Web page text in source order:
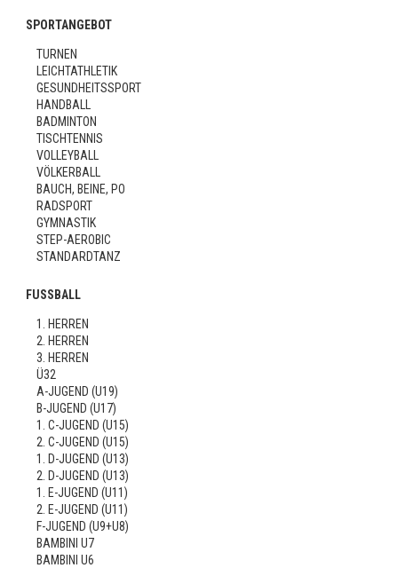
SPORTANGEBOT
TURNEN
LEICHTATHLETIK
GESUNDHEITSSPORT
HANDBALL
BADMINTON
TISCHTENNIS
VOLLEYBALL
VÖLKERBALL
BAUCH, BEINE, PO
RADSPORT
GYMNASTIK
STEP-AEROBIC
STANDARDTANZ
FUSSBALL
1. HERREN
2. HERREN
3. HERREN
Ü32
A-JUGEND (U19)
B-JUGEND (U17)
1. C-JUGEND (U15)
2. C-JUGEND (U15)
1. D-JUGEND (U13)
2. D-JUGEND (U13)
1. E-JUGEND (U11)
2. E-JUGEND (U11)
F-JUGEND (U9+U8)
BAMBINI U7
BAMBINI U6